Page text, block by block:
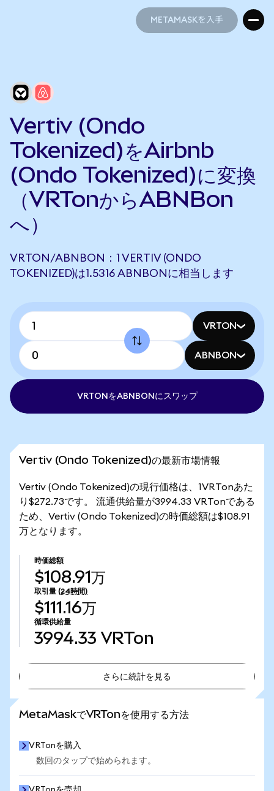
METAMASKを入手
Vertiv (Ondo
Tokenized)をAirbnb
(Ondo Tokenized)に変換
（VRTonからABNBon
へ）
VRTON/ABNBON：1 VERTIV (ONDO
TOKENIZED)は1.5316 ABNBONに相当します
VRTON
ABNBON
VRTONをABNBONにスワップ
Vertiv (Ondo Tokenized)の最新市場情報
Vertiv (Ondo Tokenized)の現行価格は、1VRTonあた
り$272.73です。 流通供給量が3994.33 VRTonである
ため、Vertiv (Ondo Tokenized)の時価総額は$108.91
万となります。
時価総額
$108.91万
取引量 (24時間)
$111.16万
循環供給量
3994.33 VRTon
さらに統計を見る
MetaMaskでVRTonを使用する方法
VRTonを購入
数回のタップで始められます。